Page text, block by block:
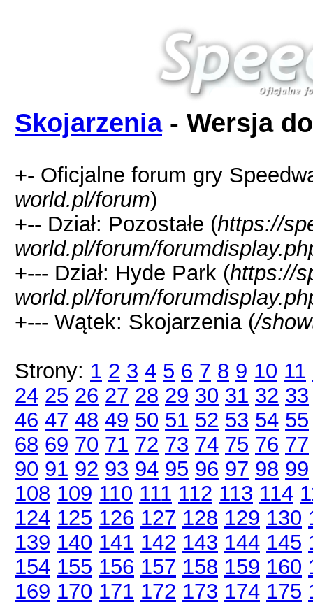
Skojarzenia- Wersja
+- Oficjalne forum gry
world.pl/forum)
+-- Dział: Pozostałe (https://
world.pl/forum/
+--- Dział: Hyde Park (https://
world.pl/forum/
+--- Wątek: Skojarzenia (/
Strony: 1 2 3 4 5 6 7 8 9 10 11
24 25 26 27 28 29 30 31 32 33
46 47 48 49 50 51 52 53 54 55
68 69 70 71 72 73 74 75 76 77
90 91 92 93 94 95 96 97 98 99
108 109 110 111 112 113 114
124 125 126 127 128 129 130
139 140 141 142 143 144 145
154 155 156 157 158 159 160
169 170 171 172 173 174 175